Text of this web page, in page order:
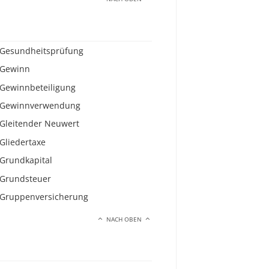
Gesundheitsprüfung
Gewinn
Gewinnbeteiligung
Gewinnverwendung
Gleitender Neuwert
Gliedertaxe
Grundkapital
Grundsteuer
Gruppenversicherung
NACH OBEN